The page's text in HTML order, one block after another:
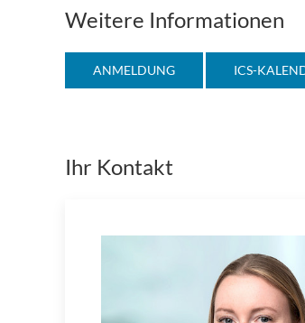
Weitere Informationen
ANMELDUNG ICS-
Ihr Kontakt